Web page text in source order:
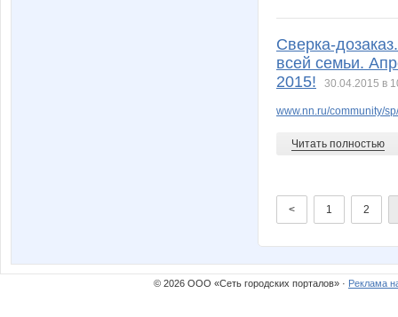
Сверка-
всей семьи.
2015!
30.04.2015 в
www.nn.ru/community/
Читать полностью
< 1 2
© 2026 ООО «Сеть городских порталов» · Реклама